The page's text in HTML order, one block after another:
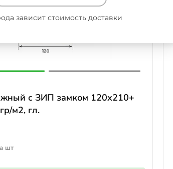
с ЗИП замком 120х210+
м2, гл.
шт
зависит стоимость доставки